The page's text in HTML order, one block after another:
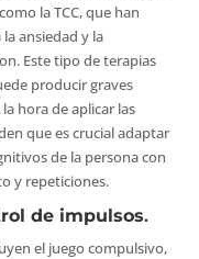
la TCC, que han
ansiedad y la
Este tipo de terapias
producir graves
hora de aplicar las
que es crucial adaptar
de la persona con
y repeticiones.
de impulsos.
el juego compulsivo,